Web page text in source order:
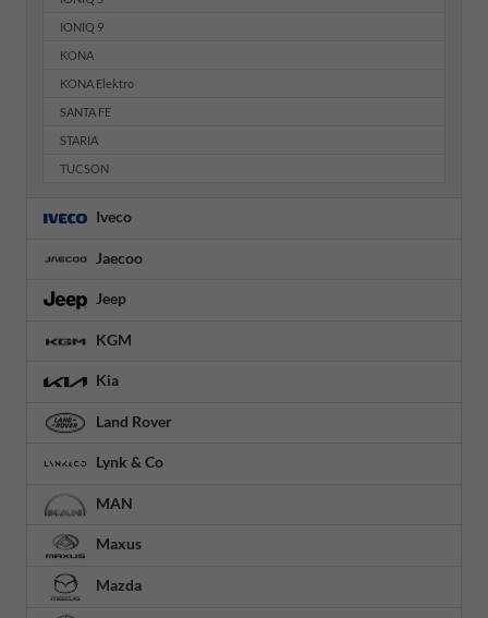
IONIQ 9
KONA
KONA Elektro
SANTA FE
STARIA
TUCSON
Iveco
Jaecoo
Jeep
KGM
Kia
Land Rover
Lynk & Co
MAN
Maxus
Mazda